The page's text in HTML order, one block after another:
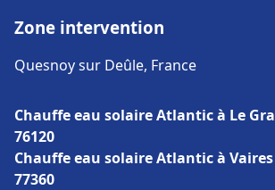
Zone intervention
Quesnoy sur Deûle, France
Chauffe eau solaire Atlantic à Le
76120
Chauffe eau solaire Atlantic à
77360